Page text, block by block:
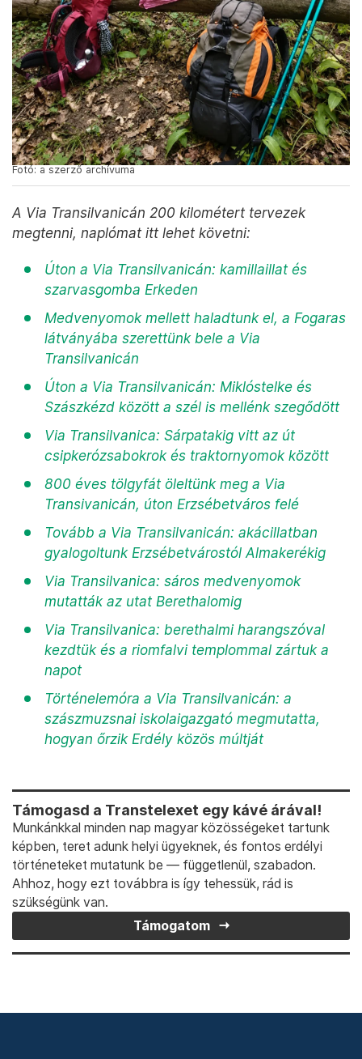
Fotó: a szerző archívuma
A Via Transilvanicán 200 kilométert tervezek
megtenni, naplómat itt lehet követni:
Úton a Via Transilvanicán: kamillaillat és
szarvasgomba Erkeden
Medvenyomok mellett haladtunk el, a Fogaras
látványába szerettünk bele a Via
Transilvanicán
Úton a Via Transilvanicán: Miklóstelke és
Szászkézd között a szél is mellénk szegődött
Via Transilvanica: Sárpatakig vitt az út
csipkerózsabokrok és traktornyomok között
800 éves tölgyfát öleltünk meg a Via
Transivanicán, úton Erzsébetváros felé
Tovább a Via Transilvanicán: akácillatban
gyalogoltunk Erzsébetvárostól Almakerékig
Via Transilvanica: sáros medvenyomok
mutatták az utat Berethalomig
Via Transilvanica: berethalmi harangszóval
kezdtük és a riomfalvi templommal zártuk a
napot
Történelemóra a Via Transilvanicán: a
szászmuzsnai iskolaigazgató megmutatta,
hogyan őrzik Erdély közös múltját
Támogasd a Transtelexet egy kávé árával!
Munkánkkal minden nap magyar közösségeket tartunk
képben, teret adunk helyi ügyeknek, és fontos erdélyi
történeteket mutatunk be — függetlenül, szabadon.
Ahhoz, hogy ezt továbbra is így tehessük, rád is
szükségünk van.
Támogatom